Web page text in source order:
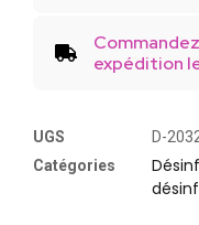
expédition
UGS
D-
Catégories